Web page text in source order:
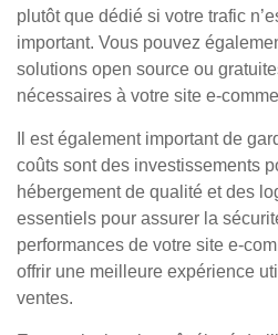
plutôt que dédié si votre trafic
important. Vous pouvez
solutions open source ou
nécessaires à votre site e-
Il est également important de
coûts sont des investissements
hébergement de qualité et des
essentiels pour assurer la
performances de votre site e-
offrir une meilleure expérience
ventes.